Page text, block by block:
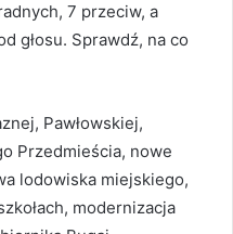
7 przeciw, a
głosu. Sprawdź, na co
Pawłowskiej,
Przedmieścia, nowe
lodowiska miejskiego,
modernizacja